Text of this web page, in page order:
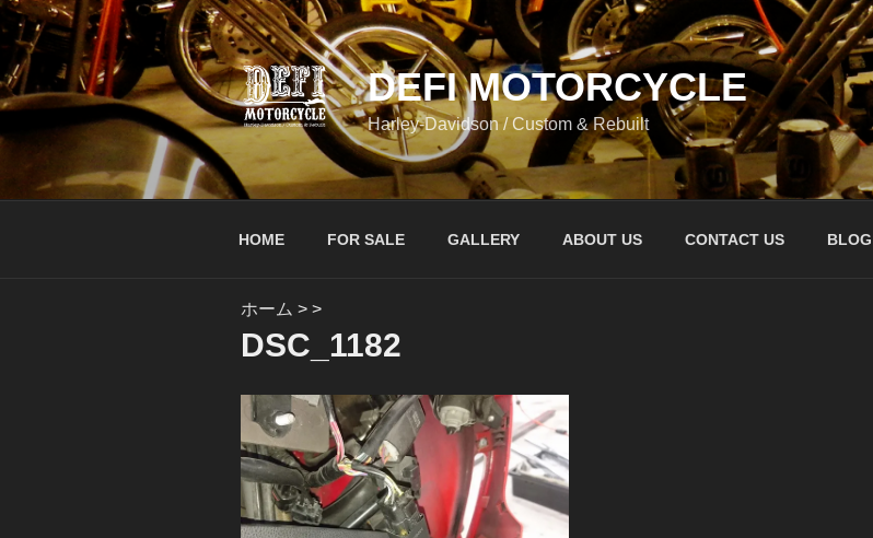
コ
ン
テ
ン
ツ
へ
キ
DEFI MOTORCYCLE
Harley-Davidson / Custom & Rebuilt
HOME FOR SALE GALLERY ABOUT US CONTACT US BLOG
ホーム > >
DSC_1182